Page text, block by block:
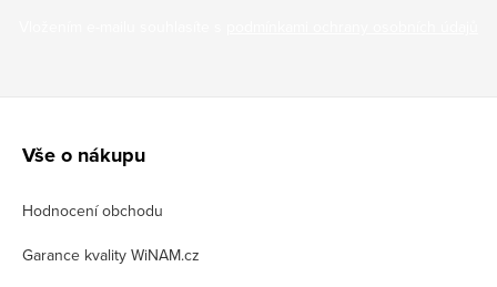
Vše o nákupu
Hodnocení obchodu
Garance kvality WiNAM.cz